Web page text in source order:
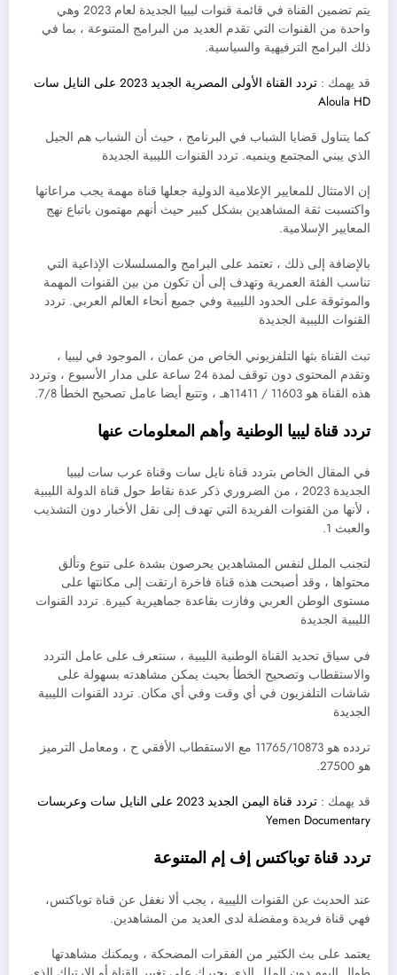
يتم تضمين القناة في قائمة قنوات ليبيا الجديدة لعام 2023 وهي
واحدة من القنوات التي تقدم العديد من البرامج المتنوعة ، بما في
ذلك البرامج الترفيهية والسياسية.
قد يهمك :
تردد القناة الأولى المصرية الجديد 2023 على النايل سات
Aloula HD
كما يتناول قضايا الشباب في البرنامج ، حيث أن الشباب هم الجيل
الذي يبني المجتمع وينميه. تردد القنوات الليبية الجديدة
إن الامتثال للمعايير الإعلامية الدولية جعلها قناة مهمة يجب مراعاتها
واكتسبت ثقة المشاهدين بشكل كبير حيث أنهم مهتمون باتباع نهج
المعايير الإسلامية.
بالإضافة إلى ذلك ، تعتمد على البرامج والمسلسلات الإذاعية التي
تناسب الفئة العمرية وتهدف إلى أن تكون من بين القنوات المهمة
والموثوقة على الحدود الليبية وفي جميع أنحاء العالم العربي. تردد
القنوات الليبية الجديدة
تبث القناة بثها التلفزيوني الخاص من عمان ، الموجود في ليبيا ،
وتقدم المحتوى دون توقف لمدة 24 ساعة على مدار الأسبوع ، وتردد
هذه القناة هو 11603 / 11411هـ ، وتتبع أيضا عامل تصحيح الخطأ 7/8.
تردد قناة ليبيا الوطنية وأهم المعلومات عنها
في المقال الخاص بتردد قناة نايل سات وقناة عرب سات ليبيا
الجديدة 2023 ، من الضروري ذكر عدة نقاط حول قناة الدولة الليبية
، لأنها من القنوات الفريدة التي تهدف إلى نقل الأخبار دون التشذيب
والعبث 1.
لتجنب الملل لنفس المشاهدين يحرصون بشدة على تنوع وتألق
محتواها ، وقد أصبحت هذه قناة فاخرة ارتقت إلى مكانتها على
مستوى الوطن العربي وفازت بقاعدة جماهيرية كبيرة. تردد القنوات
الليبية الجديدة
في سياق تحديد القناة الوطنية الليبية ، سنتعرف على عامل التردد
والاستقطاب وتصحيح الخطأ بحيث يمكن مشاهدته بسهولة على
شاشات التلفزيون في أي وقت وفي أي مكان. تردد القنوات الليبية
الجديدة
تردده هو 11765/10873 مع الاستقطاب الأفقي ح ، ومعامل الترميز
هو 27500.
قد يهمك :
تردد قناة اليمن الجديد 2023 على النايل سات وعربسات
Yemen Documentary
تردد قناة توباكتس إف إم المتنوعة
عند الحديث عن القنوات الليبية ، يجب ألا نغفل عن قناة توباكتس،
فهي قناة فريدة ومفضلة لدى العديد من المشاهدين.
يعتمد على بث الكثير من الفقرات المضحكة ، ويمكنك مشاهدتها